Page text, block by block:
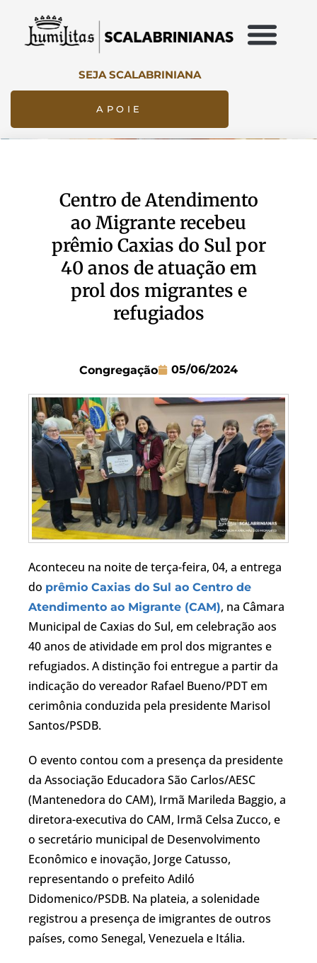
SEJA SCALABRINIANA
APOIE
Centro de Atendimento
ao Migrante recebeu
prêmio Caxias do Sul por
40 anos de atuação em
prol dos migrantes e
refugiados
Congregação 05/06/2024
Aconteceu na noite de terça-feira, 04, a entrega
do prêmio Caxias do Sul ao Centro de
Atendimento ao Migrante (CAM), na Câmara
Municipal de Caxias do Sul, em celebração aos
40 anos de atividade em prol dos migrantes e
refugiados. A distinção foi entregue a partir da
indicação do vereador Rafael Bueno/PDT em
cerimônia conduzida pela presidente Marisol
Santos/PSDB.
O evento contou com a presença da presidente
da Associação Educadora São Carlos/AESC
(Mantenedora do CAM), Irmã Marileda Baggio, a
diretora-executiva do CAM, Irmã Celsa Zucco, e
o secretário municipal de Desenvolvimento
Econômico e inovação, Jorge Catusso,
representando o prefeito Adiló
Didomenico/PSDB. Na plateia, a solenidade
registrou a presença de imigrantes de outros
países, como Senegal, Venezuela e Itália.